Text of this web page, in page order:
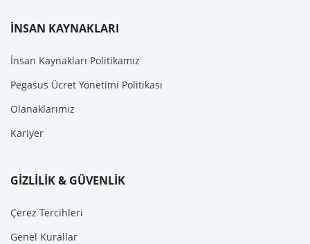
İNSAN KAYNAKLARI
İnsan Kaynakları Politikamız
Pegasus Ücret Yönetimi Politikası
Olanaklarımız
Kariyer
GİZLİLİK & GÜVENLİK
Çerez Tercihleri
Genel Kurallar